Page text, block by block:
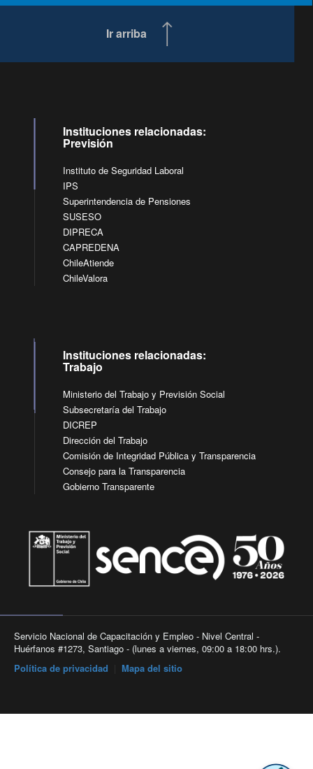
Ir arriba
Instituciones relacionadas:
Previsión
Instituto de Seguridad Laboral
IPS
Superintendencia de Pensiones
SUSESO
DIPRECA
CAPREDENA
ChileAtiende
ChileValora
Instituciones relacionadas:
Trabajo
Ministerio del Trabajo y Previsión Social
Subsecretaría del Trabajo
DICREP
Dirección del Trabajo
Comisión de Integridad Pública y Transparencia
Consejo para la Transparencia
Gobierno Transparente
Servicio Nacional de Capacitación y Empleo - Nivel Central -
Huérfanos #1273, Santiago - (lunes a viernes, 09:00 a 18:00 hrs.).
Política de privacidad
Mapa del sitio